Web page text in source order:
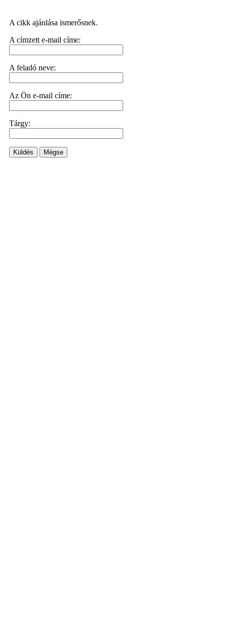
A cikk ajánlása ismerősnek.
A címzett e-mail címe:
A feladó neve:
Az Ön e-mail címe:
Tárgy:
Küldés Mégse